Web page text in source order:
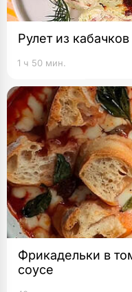
Рулет из
1 ч 50 мин.
Фрикадельки в
соусе